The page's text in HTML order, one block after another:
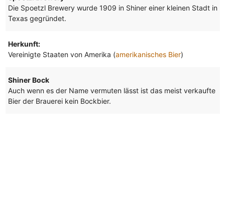
Die Spoetzl Brewery wurde 1909 in Shiner einer kleinen Stadt in
Texas gegründet.
Herkunft:
Vereinigte Staaten von Amerika (amerikanisches Bier)
Shiner Bock
Auch wenn es der Name vermuten lässt ist das meist verkaufte
Bier der Brauerei kein Bockbier.